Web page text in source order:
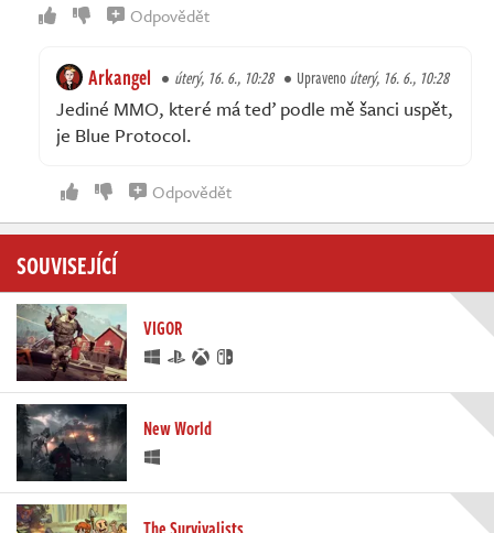
Odpovědět
Arkangel úterý, 16. 6., 10:28 Upravenoúterý, 16. 6., 10:28
Jediné MMO, které má teď podle mě šanci uspět,
je Blue Protocol.
Odpovědět
SOUVISEJÍCÍ
VIGOR
New World